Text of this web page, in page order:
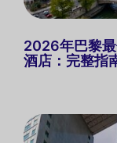
2026年巴黎
酒店：完整指